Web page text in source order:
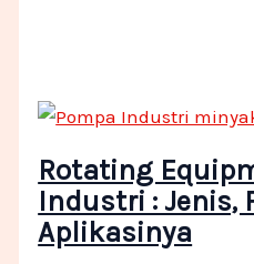
Rotating
Industri : Jenis,
Aplikasinya